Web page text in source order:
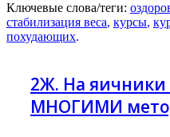
Ключевые слова/теги:
стабилизация веса, курсы,
похудающих.
2Ж. На яичники
МНОГИМИ